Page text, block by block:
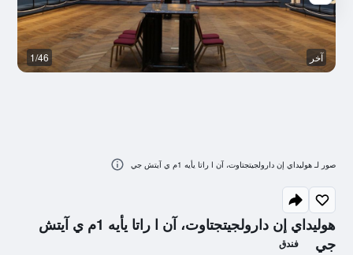
هوليداي إن دارولجيتجتاوت، آن ا راتا يأيه 1م ي آيتش
جي
فندق
آخر 1/46
صور لـ هوليداي إن دارولجيتجتاوت، آن ا راتا يأيه 1م ي آيتش جي